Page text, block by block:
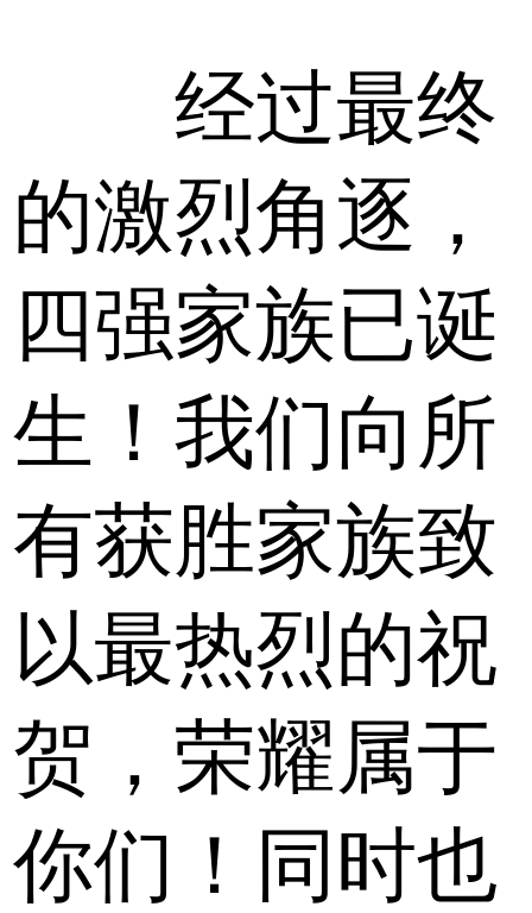
经过最终
的激烈角逐，
四强家族已诞
生！我们向所
有获胜家族致
以最热烈的祝
贺，荣耀属于
你们！同时也